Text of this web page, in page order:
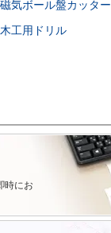
磁気ボール盤カッター
木工用ドリル
時にお